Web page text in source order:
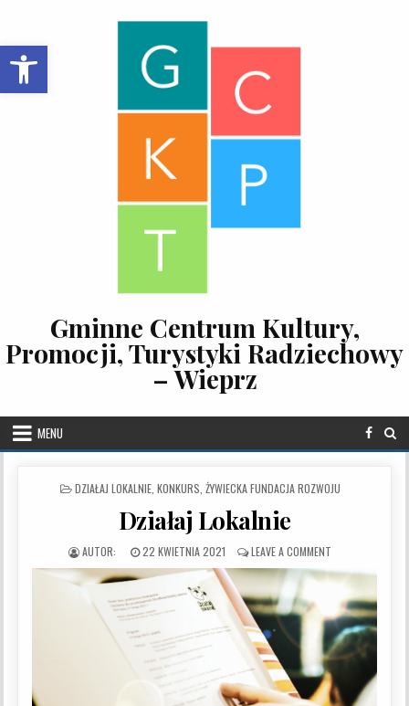
Open toolbar
Gminne Centrum Kultury,
Promocji, Turystyki Radziechowy
– Wieprz
MENU
POSTED IN
DZIAŁAJ LOKALNIE, KONKURS ŻYWIECKA FUNDACJA ROZWOJU
Działaj Lokalnie
PUBLISHED DATE:
22 KWIETNIA 2021 LEAVE A COMMENT